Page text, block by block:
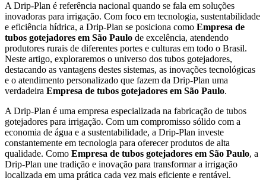
A Drip-Plan é referência nacional quando se fala em soluções
inovadoras para irrigação. Com foco em tecnologia, sustentabilidade
e eficiência hídrica, a Drip-Plan se posiciona como Empresa de
tubos gotejadores em São Paulo de excelência, atendendo
produtores rurais de diferentes portes e culturas em todo o Brasil.
Neste artigo, exploraremos o universo dos tubos gotejadores,
destacando as vantagens destes sistemas, as inovações tecnológicas
e o atendimento personalizado que fazem da Drip-Plan uma
verdadeira Empresa de tubos gotejadores em São Paulo.
A Drip-Plan é uma empresa especializada na fabricação de tubos
gotejadores para irrigação. Com um compromisso sólido com a
economia de água e a sustentabilidade, a Drip-Plan investe
constantemente em tecnologia para oferecer produtos de alta
qualidade. Como Empresa de tubos gotejadores em São Paulo, a
Drip-Plan une tradição e inovação para transformar a irrigação
localizada em uma prática cada vez mais eficiente e rentável.